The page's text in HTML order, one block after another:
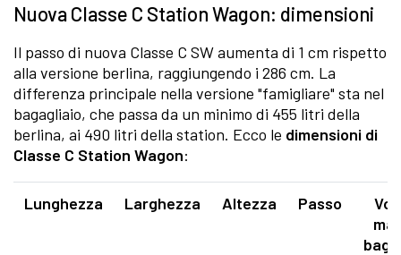
Nuova Classe C Station Wagon: dimensioni
Il passo di nuova Classe C SW aumenta di 1 cm rispetto
alla versione berlina, raggiungendo i 286 cm. La
differenza principale nella versione "famigliare" sta nel
bagagliaio, che passa da un minimo di 455 litri della
berlina, ai 490 litri della station. Ecco le dimensioni di
Classe C Station Wagon:
Lunghezza Larghezza Altezza Passo